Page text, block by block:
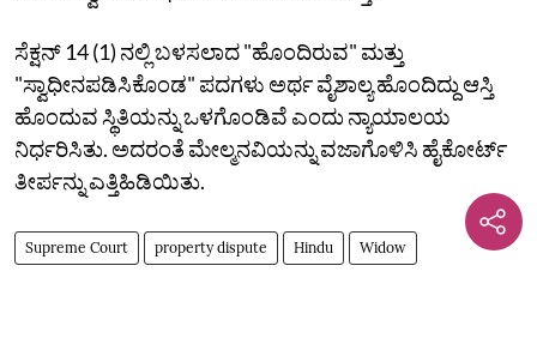
ಸೆಕ್ಷನ್ 14 (1) ನಲ್ಲಿ ಬಳಸಲಾದ "ಹೊಂದಿರುವ" ಮತ್ತು
"ಸ್ವಾಧೀನಪಡಿಸಿಕೊಂಡ" ಪದಗಳು ಅರ್ಥ ವೈಶಾಲ್ಯ ಹೊಂದಿದ್ದು ಆಸ್ತಿ
ಹೊಂದುವ ಸ್ಥಿತಿಯನ್ನು ಒಳಗೊಂಡಿವೆ ಎಂದು ನ್ಯಾಯಾಲಯ
ನಿರ್ಧರಿಸಿತು. ಅದರಂತೆ ಮೇಲ್ಮನವಿಯನ್ನು ವಜಾಗೊಳಿಸಿ ಹೈಕೋರ್ಟ್
ತೀರ್ಪನ್ನು ಎತ್ತಿಹಿಡಿಯಿತು.
Supreme Court property dispute Hindu Widow